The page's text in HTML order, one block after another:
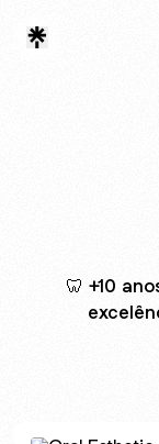
🦷 +10